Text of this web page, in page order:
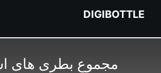
DIGIBOTTLE
مجموع بطری های